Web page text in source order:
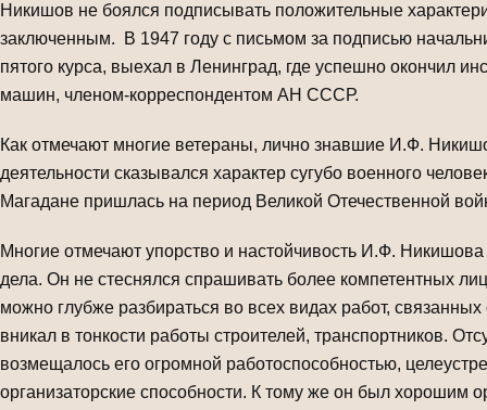
Никишов не боялся подписывать положительные
заключенным. В 1947 году с письмом за подписью
пятого курса, выехал в Ленинград, где успешно окончил
машин, членом-корреспондентом АН СССР.
Как отмечают многие ветераны, лично знавшие И.Ф.
деятельности сказывался характер сугубо военного
Магадане пришлась на период Великой Отечественной
Многие отмечают упорство и настойчивость И.Ф.
дела. Он не стеснялся спрашивать более компетентных
можно глубже разбираться во всех видах работ,
вникал в тонкости работы строителей, транспортников.
возмещалось его огромной работоспособностью,
организаторские способности. К тому же он был хорошим